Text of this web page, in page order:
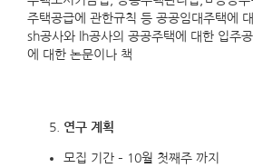
주택공급에 관한규칙 등 공공임대주택에
sh공사와 lh공사의 공공주택에 대한 입주
에 대한 논문이나 책
연구 계획
모집 기간 – 10월 첫째주 까지